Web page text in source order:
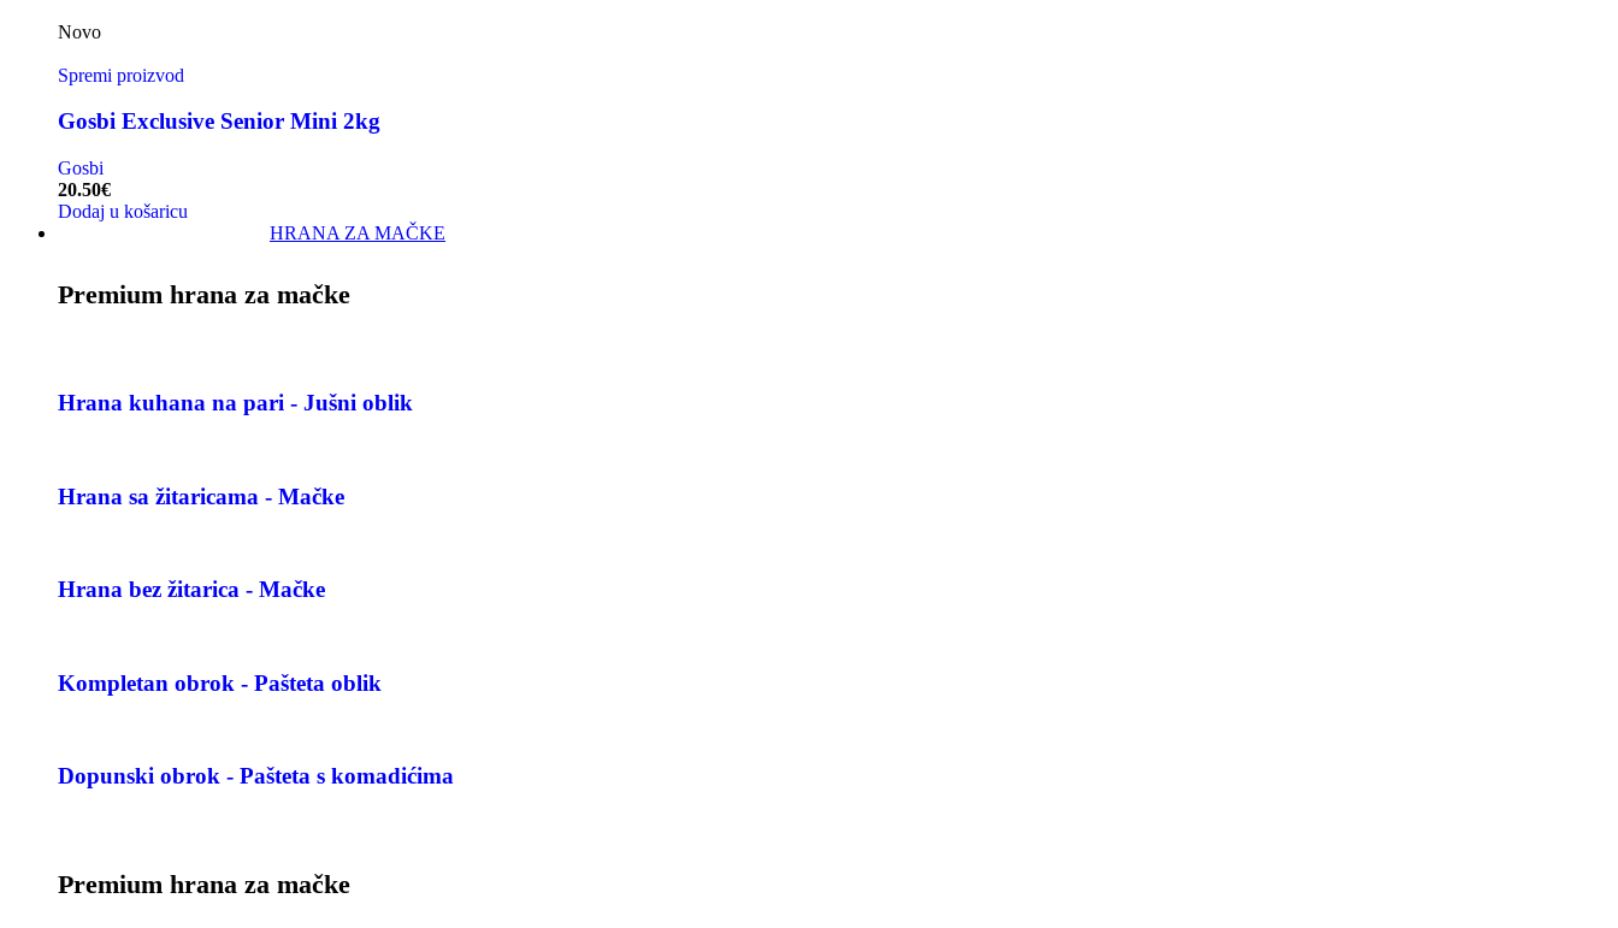
Novo
Spremi proizvod
Gosbi Exclusive Senior Mini 2kg
Gosbi
20.50€
Dodaj u košaricu
HRANA ZA MAČKE
Premium hrana za mačke
Hrana kuhana na pari - Jušni oblik
Hrana sa žitaricama - Mačke
Hrana bez žitarica - Mačke
Kompletan obrok - Pašteta oblik
Dopunski obrok - Pašteta s komadićima
Premium hrana za mačke